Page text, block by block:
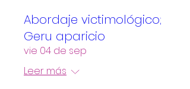
Abordaje victimológico;
Geru aparicio
vie 04 de sep
Leer más